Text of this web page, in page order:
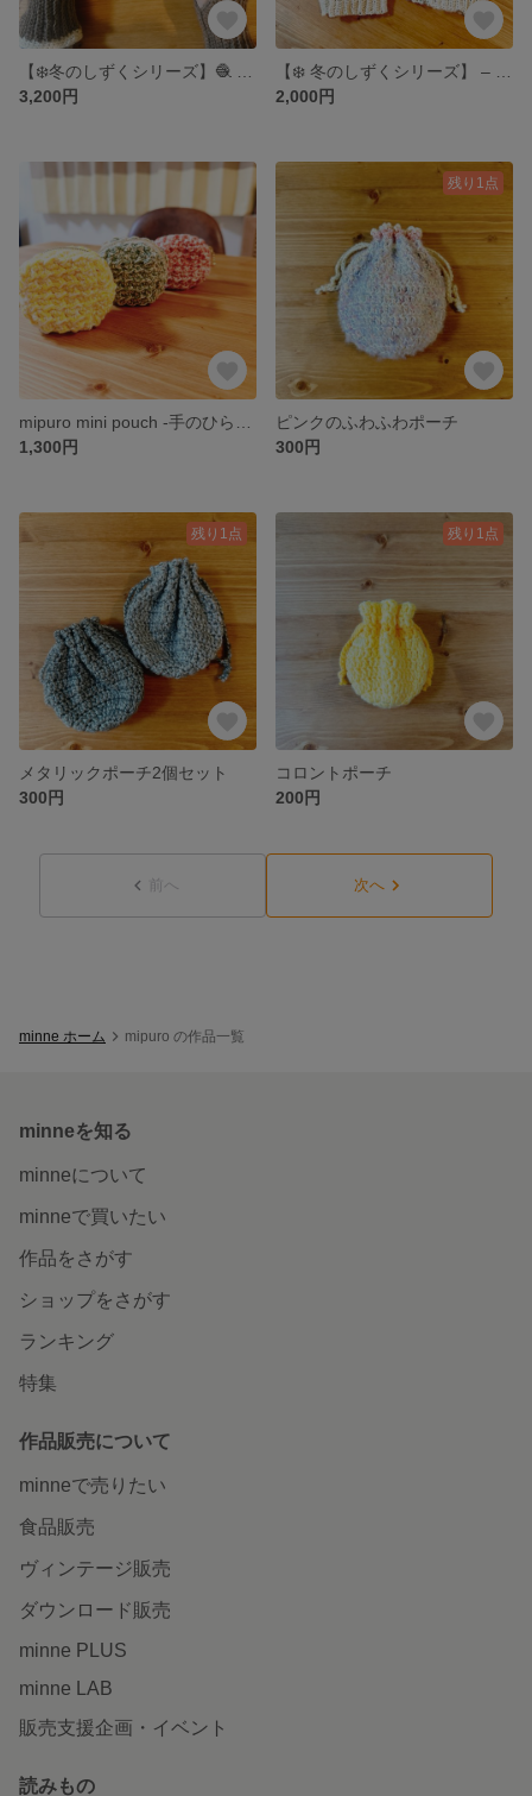
3,200円
2,000円
1,300円
残り1点
ピンクのふわふわポーチ
300円
残り1点
メタリックポーチ2個セット
300円
残り1点
コロントポーチ
200円
前へ 次へ
minne ホーム mipuro の作品一覧
minneを知る
minneについて
minneで買いたい
作品をさがす
ショップをさがす
ランキング
特集
作品販売について
minneで売りたい
食品販売
ヴィンテージ販売
ダウンロード販売
minne PLUS
minne LAB
販売支援企画・イベント
読みもの